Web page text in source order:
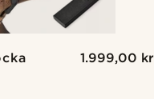
1.999,00 kr